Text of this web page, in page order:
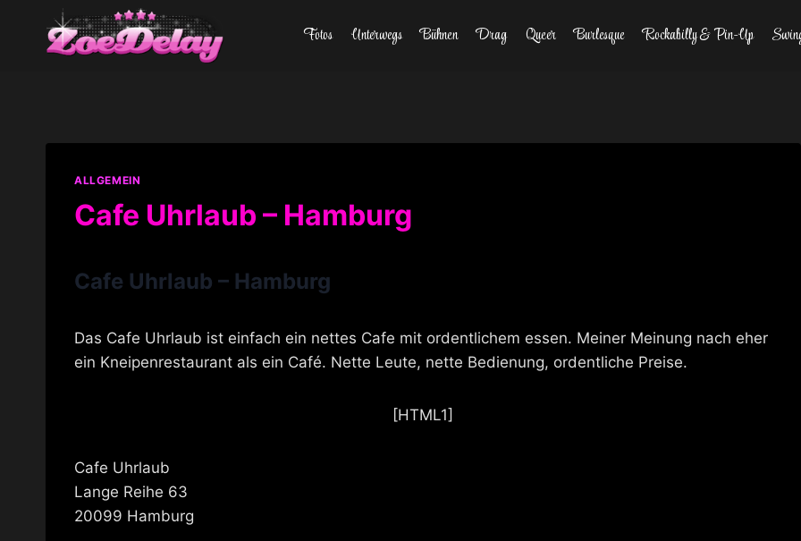
springen
Fotos Unterwegs Bühnen Drag Queer Burlesque Rockabilly & Pin-Up
ALLGEMEIN
Cafe Uhrlaub – Hamburg
Cafe Uhrlaub – Hamburg
Das Cafe Uhrlaub ist einfach ein nettes Cafe mit ordentlichem essen. Meiner Meinung nach eher
ein Kneipenrestaurant als ein Café. Nette Leute, nette Bedienung, ordentliche Preise.
[HTML1]
Cafe Uhrlaub
Lange Reihe 63
20099 Hamburg